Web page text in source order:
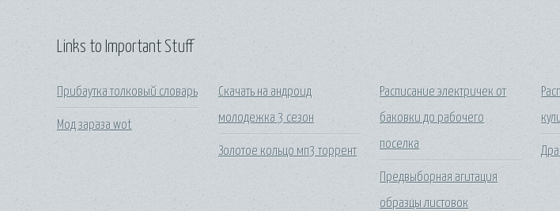
Links to Important Stuff
Прибаутка толковый словарь
Мод зараза wot
Скачать на андроид
молодежка 3 сезон
Золотое кольцо мп3 торрент
Расписание электричек от
баковки до рабочего
поселка
Предвыборная агитация
образцы листовок